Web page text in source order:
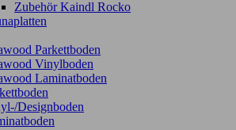
Zubehör Kaindl Rocko
Parkettboden
Vinylboden
Laminatboden
Designboden